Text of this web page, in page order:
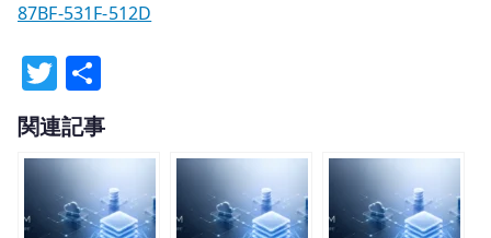
87BF-531F-512D
T
w
it
te
r
有
関連記事